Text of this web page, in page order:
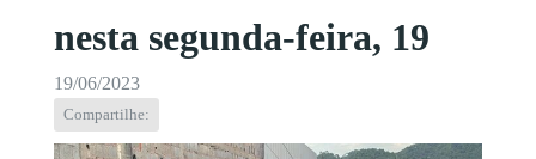
nesta segunda-feira, 19
19/06/2023
Compartilhe: